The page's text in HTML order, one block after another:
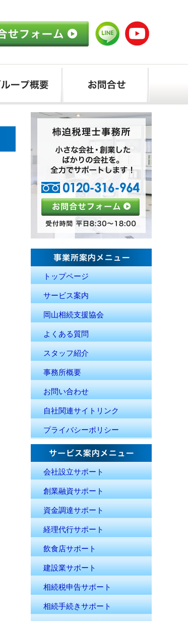
トップページ
サービス案内
岡山相続支援協会
よくある質問
スタッフ紹介
事務所概要
お問い合わせ
自社関連サイトリンク
プライバシーポリシー
会社設立サポート
創業融資サポート
資金調達サポート
経理代行サポート
飲食店サポート
建設業サポート
相続税申告サポート
相続手続きサポート